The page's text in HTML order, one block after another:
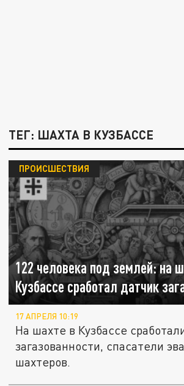
ТЕГ: ШАХТА В КУЗБАССЕ
122 человека под землей: на
Кузбассе сработал датчик
ПРОИСШЕСТВИЯ
17 АПРЕЛЯ 10:19
На шахте в Кузбассе
загазованности, спасатели
шахтеров.